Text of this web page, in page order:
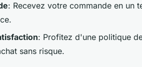
: Recevez votre commande en un
: Profitez d'une politique
sans risque.